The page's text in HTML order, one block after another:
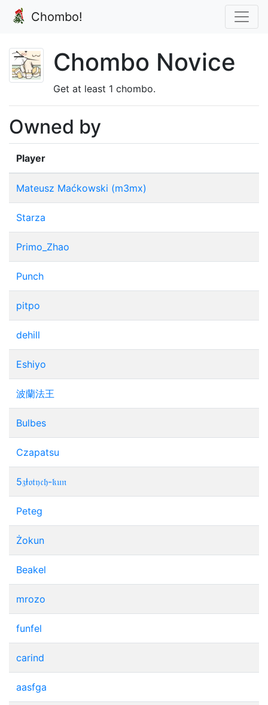
Chombo!
Chombo Novice
Get at least 1 chombo.
Owned by
Player
Mateusz Maćkowski (m3mx)
Starza
Primo_Zhao
Punch
pitpo
dehill
Eshiyo
波蘭法王
Bulbes
Czapatsu
5𝔷ł𝔬𝔱𝔶𝔠𝔥-𝔨𝔲𝔫
Peteg
Żokun
Beakel
mrozo
funfel
carind
aasfga